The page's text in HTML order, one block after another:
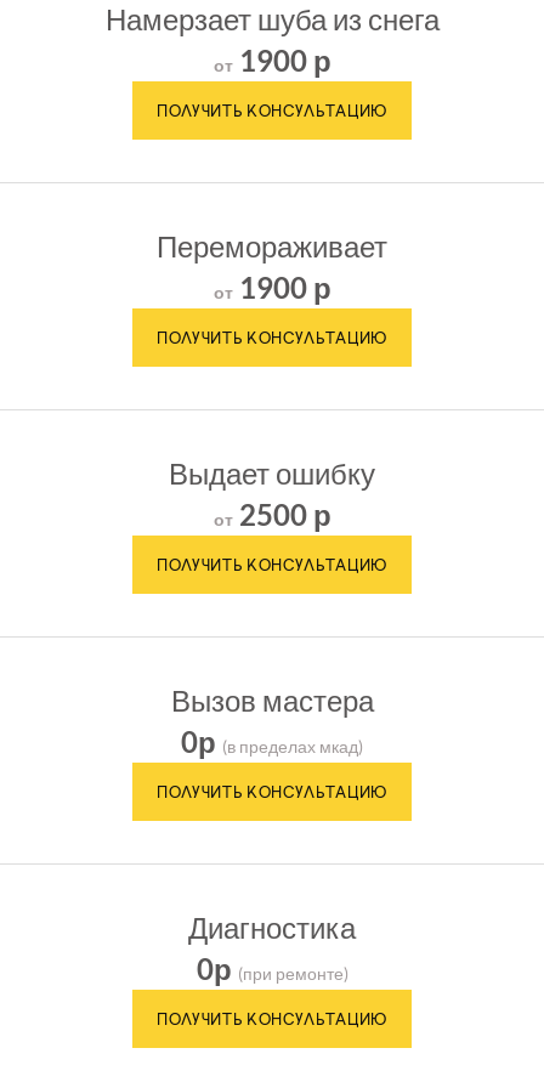
Намерзает шуба из снега
от1900 р
Перемораживает
от1900 р
Выдает ошибку
от2500 р
Вызов мастера
0р (в пределах мкад)
Диагностика
0р (при ремонте)